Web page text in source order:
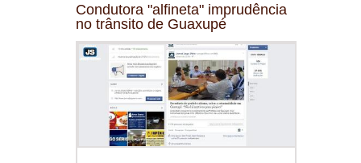
Condutora "alfineta" imprudência
no trânsito de Guaxupé